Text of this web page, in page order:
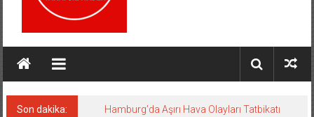
Son dakika: Hamburg’da Aşırı Hava Olayları Tatbikatı